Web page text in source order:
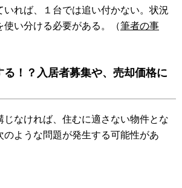
いれば、１台では追い付かない。状況
使い分ける必要がある。（筆者の事
る！？入居者募集や、売却価格に
じなければ、住むに適さない物件とな
のような問題が発生する可能性があ